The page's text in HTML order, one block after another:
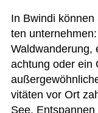
In Bwindi
ten
Wald­wan­de­rung,
ach­tung oder ein
vi­tä­ten vor Ort
See.